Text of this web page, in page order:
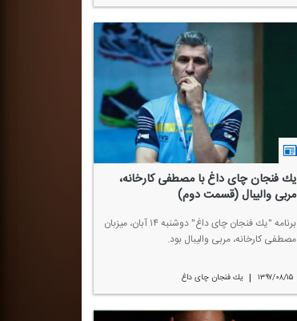
یك فنجان چای داغ با مصطفی كارخانه،
مربی والیبال (قسمت دوم)
برنامه "یك فنجان چای داغ" دوشنبه ۱۴ آبان، میزبان
مصطفی كارخانه، مربی والیبال بود.
۱۳۹۷/۰۸/۱۵ | یك فنجان چای داغ